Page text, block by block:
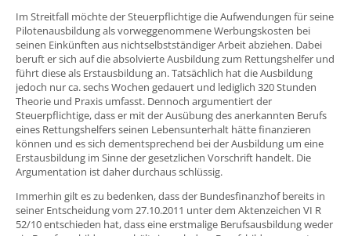
Im Streitfall möchte der Steuerpflichtige die Aufwendungen für seine
Pilotenausbildung als vorweggenommene Werbungskosten bei
seinen Einkünften aus nichtselbstständiger Arbeit abziehen. Dabei
beruft er sich auf die absolvierte Ausbildung zum Rettungshelfer und
führt diese als Erstausbildung an. Tatsächlich hat die Ausbildung
jedoch nur ca. sechs Wochen gedauert und lediglich 320 Stunden
Theorie und Praxis umfasst. Dennoch argumentiert der
Steuerpflichtige, dass er mit der Ausübung des anerkannten Berufs
eines Rettungshelfers seinen Lebensunterhalt hätte finanzieren
können und es sich dementsprechend bei der Ausbildung um eine
Erstausbildung im Sinne der gesetzlichen Vorschrift handelt. Die
Argumentation ist daher durchaus schlüssig.
Immerhin gilt es zu bedenken, dass der Bundesfinanzhof bereits in
seiner Entscheidung vom 27.10.2011 unter dem Aktenzeichen VI R
52/10 entschieden hat, dass eine erstmalige Berufsausbildung weder